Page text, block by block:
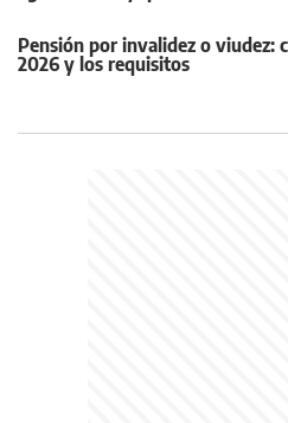
Pensión por invalidez o viudez:
2026 y los requisitos